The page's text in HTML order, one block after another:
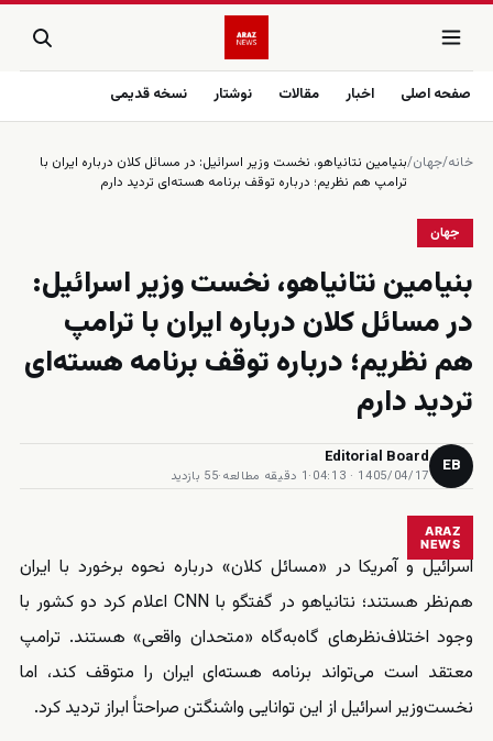
صفحه اصلی اخبار مقالات نوشتار نسخه قدیمی
خانه/جهان/بنیامین نتانیاهو، نخست وزیر اسرائیل: در مسائل کلان درباره ایران با
ترامپ هم نظریم؛ درباره توقف برنامه هسته‌ای تردید دارم
جهان
بنیامین نتانیاهو، نخست وزیر اسرائیل:
در مسائل کلان درباره ایران با ترامپ
هم نظریم؛ درباره توقف برنامه هسته‌ای
تردید دارم
EB
Editorial Board
1405/04/17 · 04:13
·1 دقیقه مطالعه ·55 بازدید
ARAZ
NEWS
اسرائیل و آمریکا در «مسائل کلان» درباره نحوه برخورد با ایران
هم‌نظر هستند؛ نتانیاهو در گفتگو با CNN اعلام کرد دو کشور با
وجود اختلاف‌نظرهای گاه‌به‌گاه «متحدان واقعی» هستند. ترامپ
معتقد است می‌تواند برنامه هسته‌ای ایران را متوقف کند، اما
نخست‌وزیر اسرائیل از این توانایی واشنگتن صراحتاً ابراز تردید کرد.